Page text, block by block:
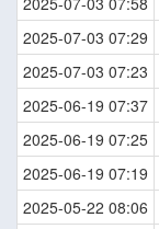
2025-07-03 07:29
2025-07-03 07:23
2025-06-19 07:37
2025-06-19 07:25
2025-06-19 07:19
2025-05-22 08:06